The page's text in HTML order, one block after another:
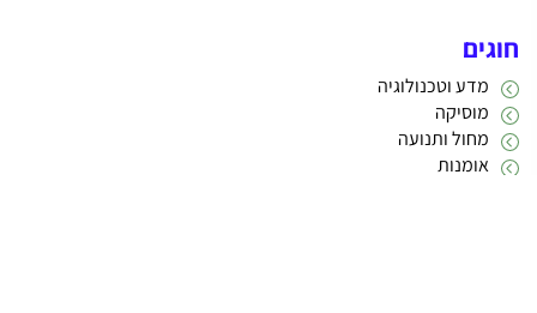
חוגים
מדע וטכנולוגיה
מוסיקה
מחול ותנועה
אומנות